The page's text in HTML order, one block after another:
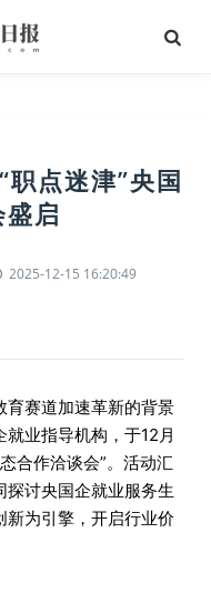
点迷津”央国
启
2025-12-15 16:20:49
育赛道加速革新的背景
业指导机构，于12月
合作洽谈会”。活动汇
讨央国企就业服务生
新为引擎，开启行业价